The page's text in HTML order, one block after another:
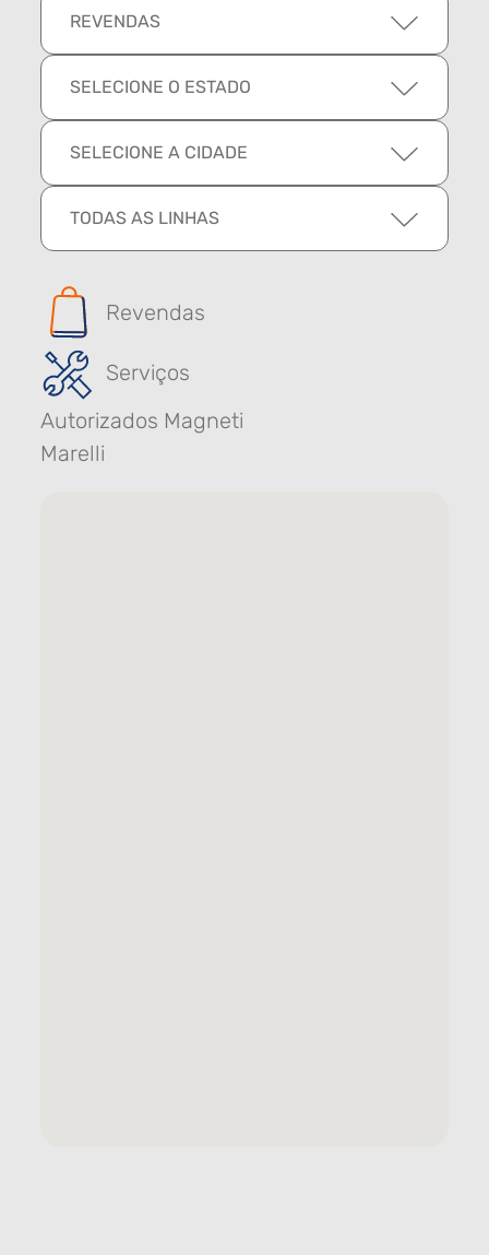
REVENDAS
SELECIONE O ESTADO
SELECIONE A CIDADE
TODAS AS LINHAS
Revendas
Serviços
Autorizados Magneti
Marelli